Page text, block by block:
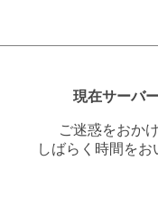
現在サーバ
ご迷惑をおか
しばらく時間を